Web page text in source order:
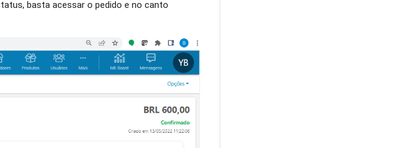
basta acessar o pedido e no canto